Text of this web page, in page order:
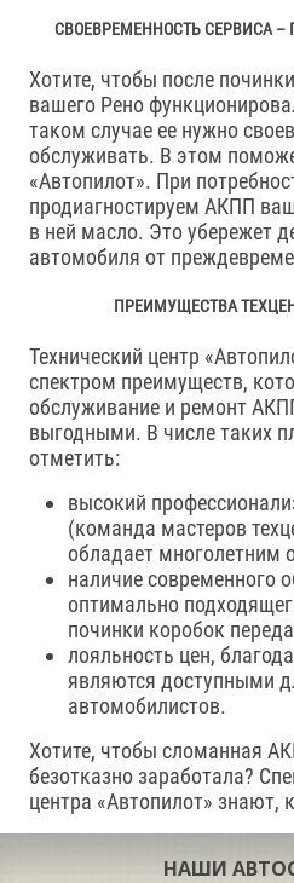
СВОЕВРЕМЕННОСТЬ СЕРВИСА
Хотите, чтобы после
вашего Рено
таком случае ее нужно
обслуживать. В этом
«Автопилот». При
продиагностируем АКПП
в ней масло. Это убережет
автомобиля от
ПРЕИМУЩЕСТВА
Технический центр
спектром преимуществ,
обслуживание и ремонт
выгодными. В числе таких
отметить:
высокий
(команда мастеров
обладает многолетним
наличие современного
оптимально
починки коробок
лояльность цен,
являются доступными
автомобилистов.
Хотите, чтобы сломанная
безотказно заработала?
центра «Автопилот» знают,
НАШИ